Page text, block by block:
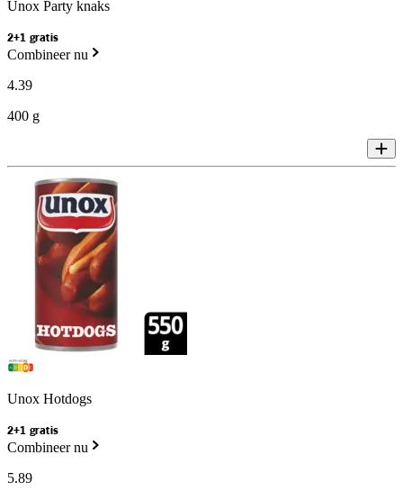
Unox Party knaks
2+1 gratis
Combineer nu
4.39
400 g
Unox Hotdogs
2+1 gratis
Combineer nu
5.89